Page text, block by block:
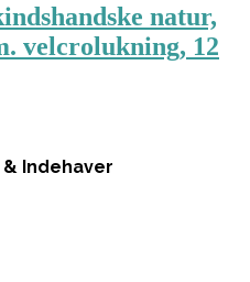
natur,
velcrolukning, 12
Indehaver